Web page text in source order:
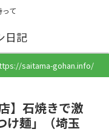
て
saitama-gohan.info/
】石焼きで激
け麺」（埼玉